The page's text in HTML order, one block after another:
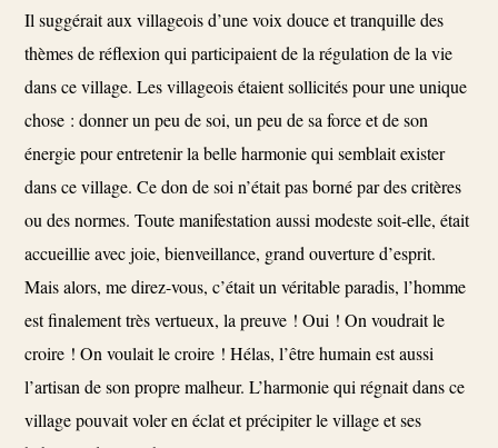
Il suggérait aux villageois d’une voix douce et tranquille des
thèmes de réflexion qui participaient de la régulation de la vie
dans ce village. Les villageois étaient sollicités pour une unique
chose : donner un peu de soi, un peu de sa force et de son
énergie pour entretenir la belle harmonie qui semblait exister
dans ce village. Ce don de soi n’était pas borné par des critères
ou des normes. Toute manifestation aussi modeste soit-elle, était
accueillie avec joie, bienveillance, grand ouverture d’esprit.
Mais alors, me direz-vous, c’était un véritable paradis, l’homme
est finalement très vertueux, la preuve ! Oui ! On voudrait le
croire ! On voulait le croire ! Hélas, l’être humain est aussi
l’artisan de son propre malheur. L’harmonie qui régnait dans ce
village pouvait voler en éclat et précipiter le village et ses